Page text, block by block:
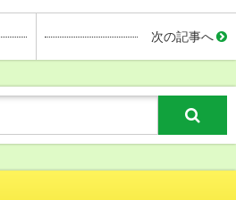
次の記事へ